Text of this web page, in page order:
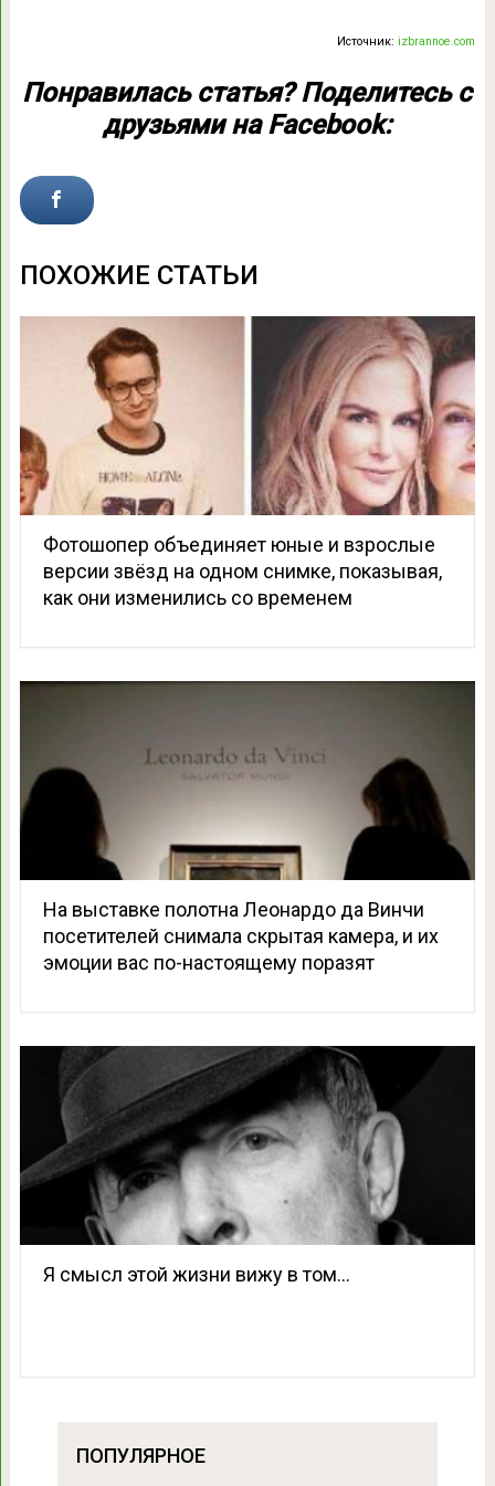
Источник:izbrannoe.com
Понравилась статья? Поделитесь с
друзьями на Facebook:
ПОХОЖИЕ СТАТЬИ
Фотошопер объединяет юные и взрослые
версии звёзд на одном снимке, показывая,
как они изменились со временем
На выставке полотна Леонардо да Винчи
посетителей снимала скрытая камера, и их
эмоции вас по-настоящему поразят
Я смысл этой жизни вижу в том…
ПОПУЛЯРНОЕ